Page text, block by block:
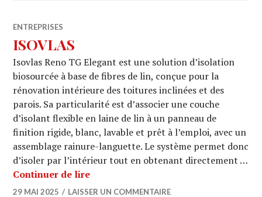
ENTREPRISES
ISOVLAS
Isovlas Reno TG Elegant est une solution d’isolation
biosourcée à base de fibres de lin, conçue pour la
rénovation intérieure des toitures inclinées et des
parois. Sa particularité est d’associer une couche
d’isolant flexible en laine de lin à un panneau de
finition rigide, blanc, lavable et prêt à l’emploi, avec un
assemblage rainure-languette. Le système permet donc
d’isoler par l’intérieur tout en obtenant directement …
Continuer de lireISOVLAS
29 MAI 2025 LAISSER UN COMMENTAIRE